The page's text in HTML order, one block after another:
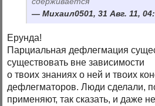
Михаил0501, 31 Авг. 11,
Ерунда!
Парциальная дефлегмация
существовать вне зависимости
о твоих знаниях о ней и твоих
дефлегматоров. Люди сделали,
применяют, так сказать, и даже